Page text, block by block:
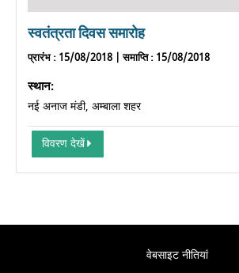
स्वतंत्रता दिवस समारोह
प्रारंभ: 15/08/2018 |समाप्ति: 15/08/2018
स्थान:
नई अनाज मंडी, अम्बाला शहर
विवरण देखें
वेबसाइट नीतियां